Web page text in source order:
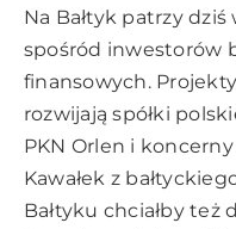
Na Bałtyk patrzy
spośród inwestorów
finansowych.
rozwijają spółki
PKN Orlen i
Kawałek z
Bałtyku chciałby też